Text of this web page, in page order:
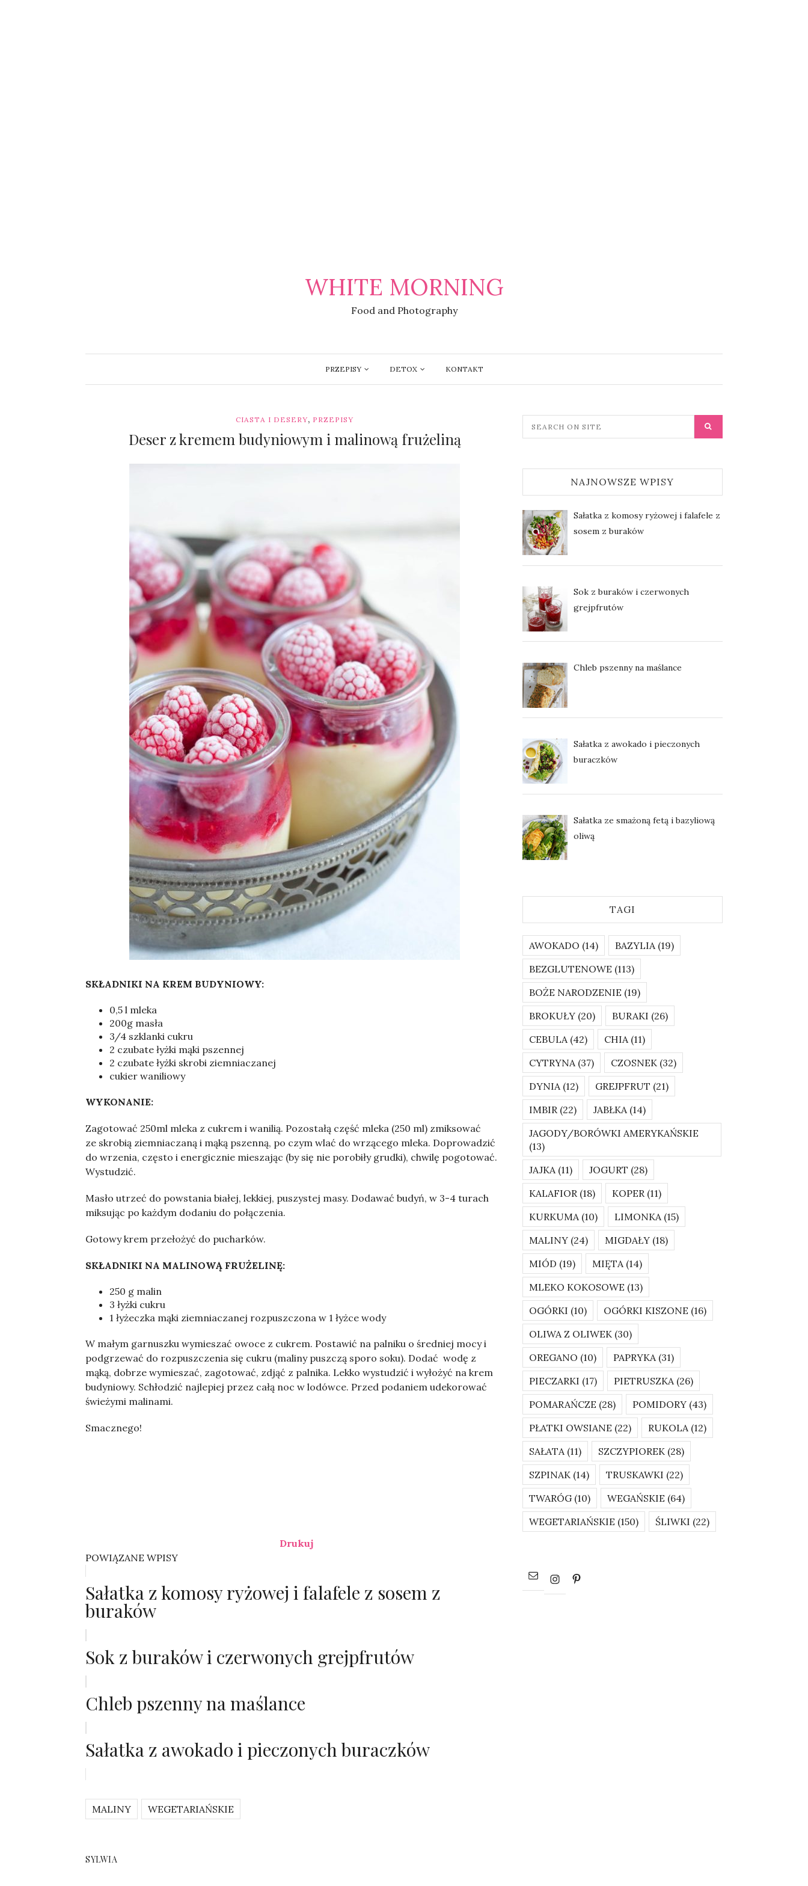
WHITE MORNING
Food and Photography
PRZEPISY DETOX KONTAKT
CIASTA I DESERY, PRZEPISY
Deser z kremem budyniowym i malinową frużeliną
Sylwia
SKŁADNIKI NA KREM BUDYNIOWY:
0,5 l mleka
200g masła
3/4 szklanki cukru
2 czubate łyżki mąki pszennej
2 czubate łyżki skrobi ziemniaczanej
cukier waniliowy
WYKONANIE:
Zagotować 250ml mleka z cukrem i wanilią. Pozostałą część mleka (250 ml) zmiksować
ze skrobią ziemniaczaną i mąką pszenną, po czym wlać do wrzącego mleka. Doprowadzić
do wrzenia, często i energicznie mieszając (by się nie porobiły grudki), chwilę pogotować.
Wystudzić.
Masło utrzeć do powstania białej, lekkiej, puszystej masy. Dodawać budyń, w 3-4 turach
miksując po każdym dodaniu do połączenia.
Gotowy krem przełożyć do pucharków.
SKŁADNIKI NA MALINOWĄ FRUŻELINĘ:
250 g malin
3 łyżki cukru
1 łyżeczka mąki ziemniaczanej rozpuszczona w 1 łyżce wody
W małym garnuszku wymieszać owoce z cukrem. Postawić na palniku o średniej mocy i
podgrzewać do rozpuszczenia się cukru (maliny puszczą sporo soku). Dodać wodę z
mąką, dobrze wymieszać, zagotować, zdjąć z palnika. Lekko wystudzić i wyłożyć na krem
budyniowy. Schłodzić najlepiej przez całą noc w lodówce. Przed podaniem udekorować
świeżymi malinami.
Smacznego!
Drukuj
POWIĄZANE WPISY
Sałatka z komosy ryżowej i falafele z sosem z
buraków
Sok z buraków i czerwonych grejpfrutów
Chleb pszenny na maślance
Sałatka z awokado i pieczonych buraczków
MALINY WEGETARIAŃSKIE
SYLWIA
NAJNOWSZE WPISY
Sałatka z komosy ryżowej i falafele z
sosem z buraków
Sok z buraków i czerwonych
grejpfrutów
Chleb pszenny na maślance
Sałatka z awokado i pieczonych
buraczków
Sałatka ze smażoną fetą i bazyliową
oliwą
TAGI
AWOKADO (14) BAZYLIA(19)
BEZGLUTENOWE (113)
BOŻE NARODZENIE (19)
BROKUŁY(20) BURAKI (26)
CEBULA(42) CHIA(11)
CYTRYNA(37) CZOSNEK(32)
DYNIA(12) GREJPFRUT (21)
IMBIR(22) JABŁKA(14)
JAGODY/BORÓWKI AMERYKAŃSKIE
(13)
JAJKA(11) JOGURT (28)
KALAFIOR(18) KOPER(11)
KURKUMA(10) LIMONKA(15)
MALINY(24) MIGDAŁY(18)
MIÓD (19) MIĘTA(14)
MLEKO KOKOSOWE (13)
OGÓRKI (10) OGÓRKI KISZONE (16)
OLIWA Z OLIWEK(30)
OREGANO (10) PAPRYKA(31)
PIECZARKI (17) PIETRUSZKA(26)
POMARAŃCZE (28) POMIDORY(43)
PŁATKI OWSIANE (22) RUKOLA(12)
SAŁATA(11) SZCZYPIOREK(28)
SZPINAK(14) TRUSKAWKI (22)
TWARÓG(10) WEGAŃSKIE (64)
WEGETARIAŃSKIE (150) ŚLIWKI (22)